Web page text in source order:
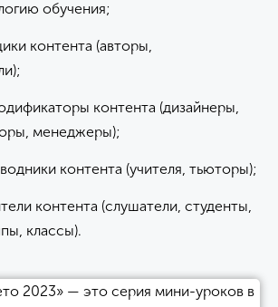
обучения;
контента (авторы,
контента (дизайнеры,
менеджеры);
контента (учителя, тьюторы);
контента (слушатели, студенты,
классы).